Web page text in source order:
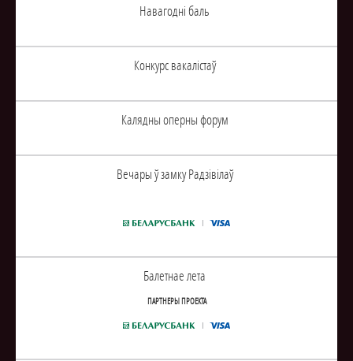
Навагоднi баль
Конкурс вакалiстаў
Калядны оперны форум
Вечары ў замку Радзiвiлаў
Балетнае лета
ПАРТНЕРЫ ПРОЕКТА